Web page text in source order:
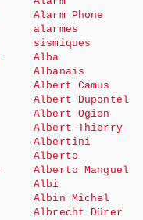
Alarm Phone
alarmes
sismiques
Alba
Albanais
Albert Camus
Albert Dupontel
Albert Ogien
Albert Thierry
Albertini
Alberto
Alberto Manguel
Albi
Albin Michel
Albrecht Dürer